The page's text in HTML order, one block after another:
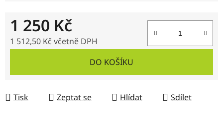
1 250 Kč
1 512,50 Kč včetně DPH
DO KOŠÍKU
Tisk Zeptat se Hlídat Sdílet